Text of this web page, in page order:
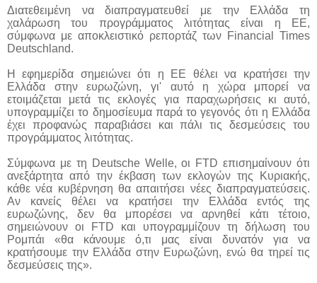
Διατεθειμένη να διαπραγματευθεί με την Ελλάδα τη
χαλάρωση του προγράμματος λιτότητας είναι η ΕΕ,
σύμφωνα με αποκλειστικό ρεπορτάζ των Financial Times
Deutschland.
H εφημερίδα σημειώνει ότι η ΕΕ θέλει να κρατήσει την
Ελλάδα στην ευρωζώνη, γι' αυτό η χώρα μπορεί να
ετοιμάζεται μετά τις εκλογές για παραχωρήσεις κι αυτό,
υπογραμμίζει το δημοσίευμα παρά το γεγονός ότι η Ελλάδα
έχει προφανώς παραβιάσει και πάλι τις δεσμεύσεις του
προγράμματος λιτότητας.
Σύμφωνα με τη Deutsche Welle, οι FTD επισημαίνουν ότι
ανεξάρτητα από την έκβαση των εκλογών της Κυριακής,
κάθε νέα κυβέρνηση θα απαιτήσει νέες διαπραγματεύσεις.
Αν κανείς θέλει να κρατήσει την Ελλάδα εντός της
ευρωζώνης, δεν θα μπορέσει να αρνηθεί κάτι τέτοιο,
σημειώνουν οι FTD και υπογραμμίζουν τη δήλωση του
Ρομπάι «θα κάνουμε ό,τι μας είναι δυνατόν για να
κρατήσουμε την Ελλάδα στην Ευρωζώνη, ενώ θα τηρεί τις
δεσμεύσεις της».